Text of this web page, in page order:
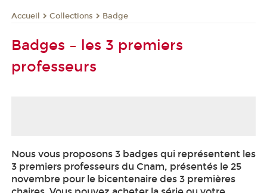
Accueil Collections Badge
Badges – les 3 premiers
professeurs
Nous vous proposons 3 badges qui représentent les
3 premiers professeurs du Cnam, présentés le 25
novembre pour le bicentenaire des 3 premières